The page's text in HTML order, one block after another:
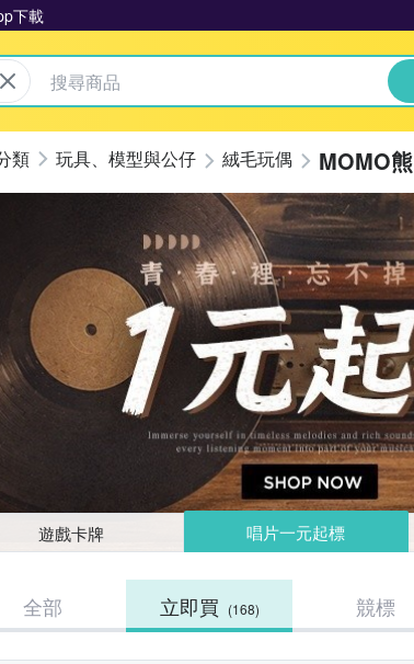
下載
玩具、模型與公仔 絨毛玩偶 MOMO熊
遊戲卡牌 唱片一元起標
全部 立即買 (168) 競標